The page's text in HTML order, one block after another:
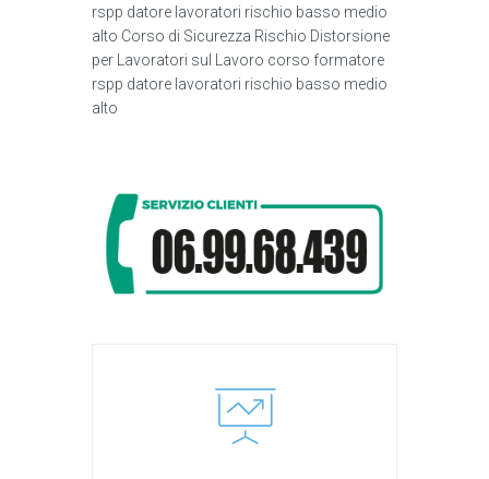
rspp datore lavoratori rischio basso medio
alto Corso di Sicurezza Rischio Distorsione
per Lavoratori sul Lavoro corso formatore
rspp datore lavoratori rischio basso medio
alto